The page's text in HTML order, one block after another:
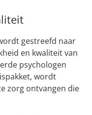
gestreefd naar
en kwaliteit van
psychologen
wordt
zorg ontvangen die